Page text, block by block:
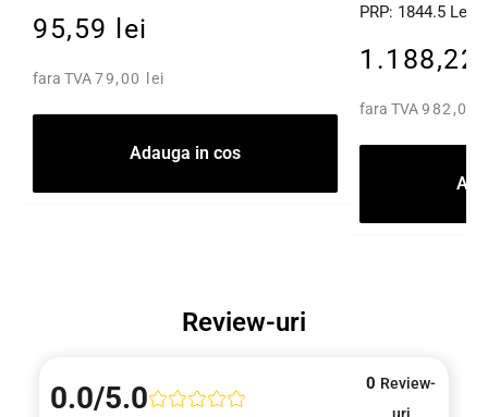
95,59 lei
fara TVA79,00 lei
Adauga in cos
PRP: 1844.5 Lei
1.188,22
fara TVA982,00
Review-uri
0.0/5.0 0 Review-